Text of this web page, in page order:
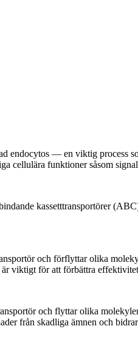
— en viktig process
cellulära funktioner såsom
kassetttransportörer
och förflyttar olika
viktigt för att förbättra
och flyttar olika
från skadliga ämnen och